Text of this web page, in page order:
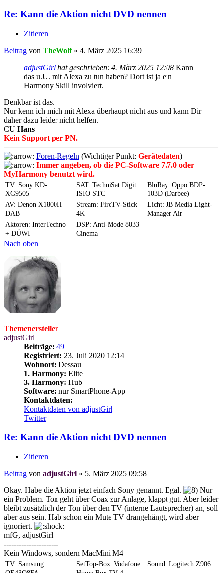
Re: Kann die Aktion nicht DVD nennen
Zitieren
Beitrag von TheWolf» 4. März 2025 16:39
adjustGirl hat geschrieben: 4. März 2025 12:08 Kann
das u.U. mit Alexa zu tun haben? Dort ist ja ein
Harmony Skill involviert.
Denkbar ist das.
Nur kenn ich mich mit Alexa überhaupt nicht aus und kann Dir
daher dazu leider nicht helfen.
CU Hans
Kein Support per PN.
Foren-Regeln (Wichtiger Punkt: Gerätedaten)
Immer angeben, ob die PC-Software 7.7.0 oder
MyHarmony benutzt wird.
TV: Sony KD-
XG9505
SAT: TechniSat Digit
ISIO STC
BluRay: Oppo BDP-
103D (Darbee)
AV: Denon X1800H
DAB
Stream: FireTV-Stick
4K
Licht: JB Media Light-
Manager Air
Aktoren: InterTechno
+ DÜWI
DSP: Anti-Mode 8033
Cinema
Nach oben
Themenersteller
adjustGirl
Beiträge: 49
Registriert: 23. Juli 2020 12:14
Wohnort: Dessau
1. Harmony: Elite
3. Harmony: Hub
Software: nur SmartPhone-App
Kontaktdaten:
Kontaktdaten von adjustGirl
Twitter
Re: Kann die Aktion nicht DVD nennen
Zitieren
Beitrag von adjustGirl » 5. März 2025 09:58
Okay. Habe die Aktion jetzt einfach Sony genannt. Egal.
Nur
ein Problem. Ton geht über Coax zur Anlage, klappt gut. Aber leider
bleibt zusätzlich der Ton über den TV (interne Lautsprecher) an, soll
aber aus sein. Hab schon ein Mute TV drangehängt, wird aber
ignoriert.
mfG, adjustGirl
----------------------
Kein Windows, sondern MacMini M4
TV: Samsung
SetTop-Box: Vodafone
Sound: Logitech Z906